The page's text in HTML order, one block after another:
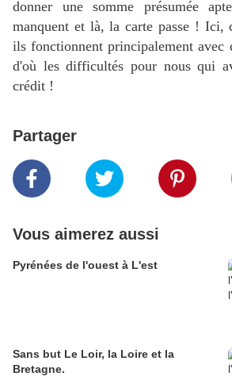
donner une somme présumée
manquent et là, la carte passe ! Ici,
ils fonctionnent principalement avec
d'où les difficultés pour nous qui
crédit !
Partager
Vous aimerez aussi
Pyrénées de l'ouest à L'est
Sans but Le Loir, la Loire et la
Bretagne.